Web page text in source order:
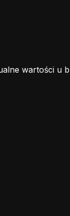
wartości u